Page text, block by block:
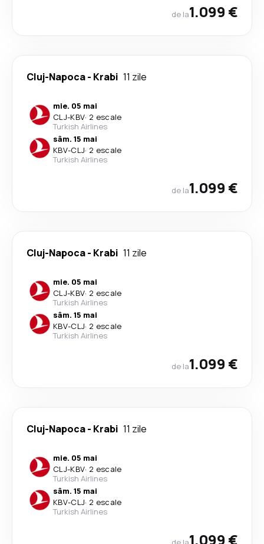
de la1.099 €
Cluj-Napoca- Krabi 11 zile
mie. 05 mai
CLJ-KBV· 2 escale
Turkish Airlines
sâm. 15 mai
KBV-CLJ· 2 escale
Turkish Airlines
de la1.099 €
Cluj-Napoca- Krabi 11 zile
mie. 05 mai
CLJ-KBV· 2 escale
Turkish Airlines
sâm. 15 mai
KBV-CLJ· 2 escale
Turkish Airlines
de la1.099 €
Cluj-Napoca- Krabi 11 zile
mie. 05 mai
CLJ-KBV· 2 escale
Turkish Airlines
sâm. 15 mai
KBV-CLJ· 2 escale
Turkish Airlines
1.099 €